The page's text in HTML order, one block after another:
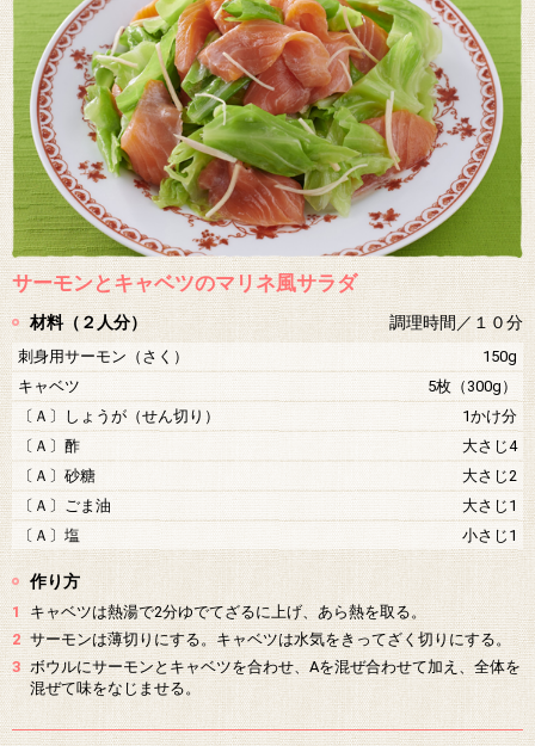
サーモンとキャベツのマリネ風サラダ
材料（２人分） 調理時間／１０分
刺身用サーモン（さく）
150g
キャベツ
5枚（300g）
〔Ａ〕しょうが（せん切り）
1かけ分
〔Ａ〕酢
大さじ4
〔Ａ〕砂糖
大さじ2
〔Ａ〕ごま油
大さじ1
〔Ａ〕塩
小さじ1
作り方
1 キャベツは熱湯で2分ゆでてざるに上げ、あら熱を取る。
2 サーモンは薄切りにする。キャベツは水気をきってざく切りにする。
3 ボウルにサーモンとキャベツを合わせ、Aを混ぜ合わせて加え、全体を
混ぜて味をなじませる。